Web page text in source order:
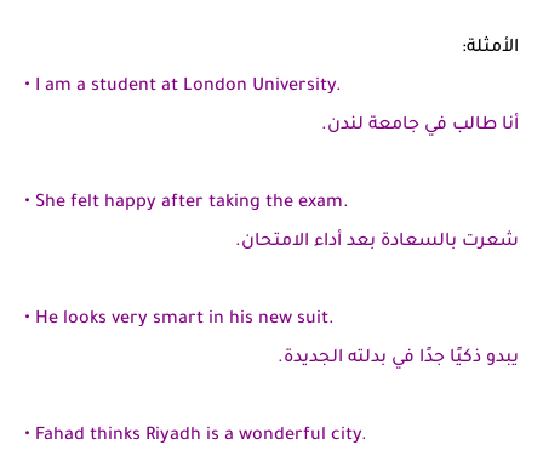
الأمثلة:
• I am a student at London University.
أنا طالب في جامعة لندن.
• She felt happy after taking the exam.
شعرت بالسعادة بعد أداء الامتحان.
• He looks very smart in his new suit.
يبدو ذكيًا جدًا في بدلته الجديدة.
• Fahad thinks Riyadh is a wonderful city.